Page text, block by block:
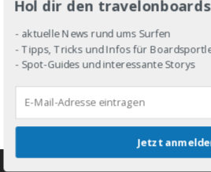
Hol dir den
- aktuelle News rund ums Surfen
- Tipps, Tricks und Infos für
- Spot-Guides und interessante Storys
Jetzt